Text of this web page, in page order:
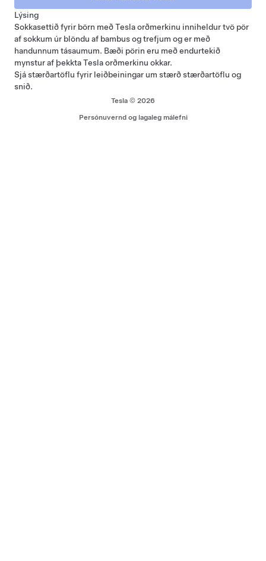
Lýsing
Sokkasettið fyrir börn með Tesla orðmerkinu inniheldur tvö pör
af sokkum úr blöndu af bambus og trefjum og er með
handunnum tásaumum. Bæði pörin eru með endurtekið
mynstur af þekkta Tesla orðmerkinu okkar.
Sjástærðartöflu fyrir leiðbeiningar um stærð stærðartöflu og
snið.
Tesla © 2026
Persónuvernd og lagaleg málefni